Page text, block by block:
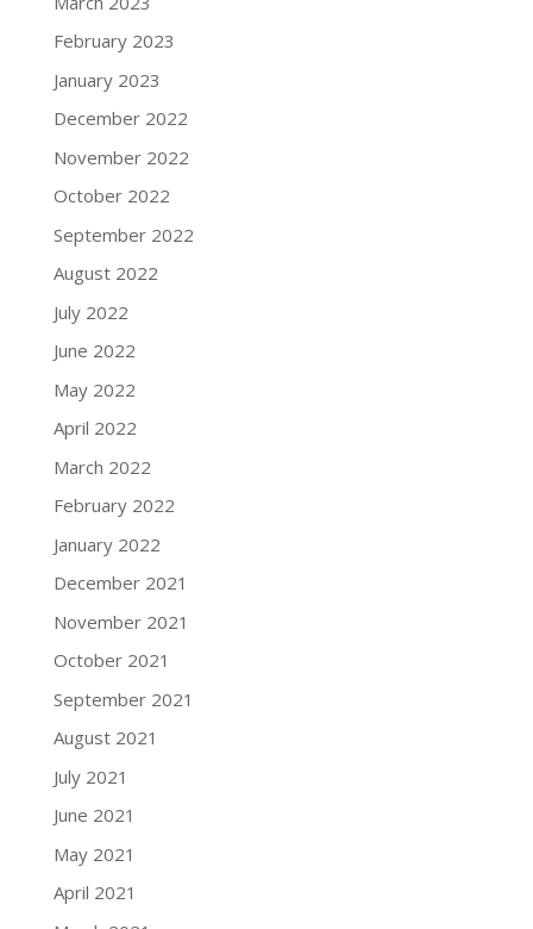
February 2023
January 2023
December 2022
November 2022
October 2022
September 2022
August 2022
July 2022
June 2022
May 2022
April 2022
March 2022
February 2022
January 2022
December 2021
November 2021
October 2021
September 2021
August 2021
July 2021
June 2021
May 2021
April 2021